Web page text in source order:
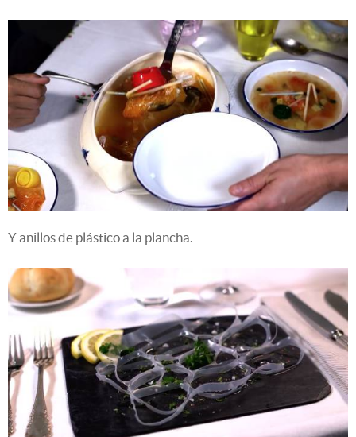
Y anillos de plástico a la plancha.